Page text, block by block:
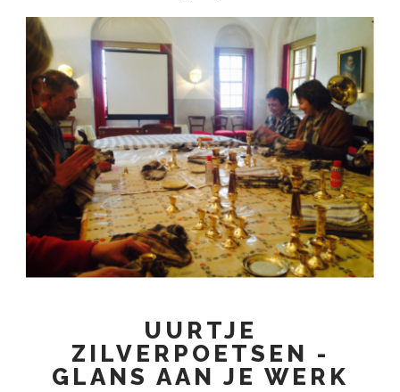
UURTJE
ZILVERPOETSEN -
GLANS AAN JE WERK